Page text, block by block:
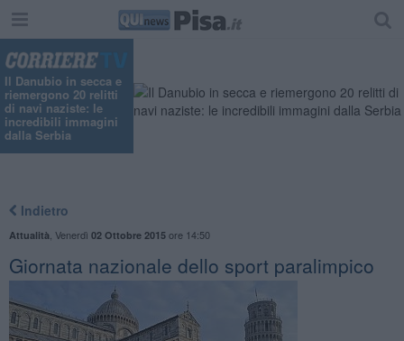
Il Danubio in secca e
riemergono 20 relitti
di navi naziste: le
incredibili immagini
dalla Serbia
Indietro
Attualità Venerdì 02 Ottobre 2015ore 14:50
Giornata nazionale dello sport paralimpico